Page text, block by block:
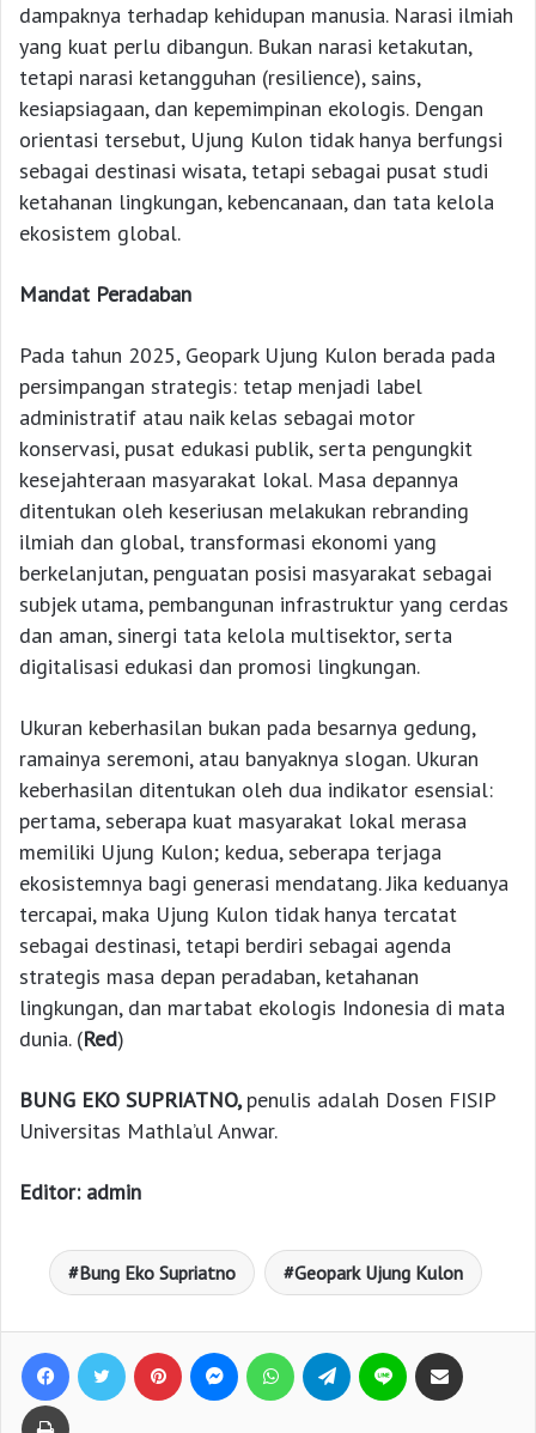
dampaknya terhadap kehidupan manusia. Narasi ilmiah
yang kuat perlu dibangun. Bukan narasi ketakutan,
tetapi narasi ketangguhan (resilience), sains,
kesiapsiagaan, dan kepemimpinan ekologis. Dengan
orientasi tersebut, Ujung Kulon tidak hanya berfungsi
sebagai destinasi wisata, tetapi sebagai pusat studi
ketahanan lingkungan, kebencanaan, dan tata kelola
ekosistem global.
Mandat Peradaban
Pada tahun 2025, Geopark Ujung Kulon berada pada
persimpangan strategis: tetap menjadi label
administratif atau naik kelas sebagai motor
konservasi, pusat edukasi publik, serta pengungkit
kesejahteraan masyarakat lokal. Masa depannya
ditentukan oleh keseriusan melakukan rebranding
ilmiah dan global, transformasi ekonomi yang
berkelanjutan, penguatan posisi masyarakat sebagai
subjek utama, pembangunan infrastruktur yang cerdas
dan aman, sinergi tata kelola multisektor, serta
digitalisasi edukasi dan promosi lingkungan.
Ukuran keberhasilan bukan pada besarnya gedung,
ramainya seremoni, atau banyaknya slogan. Ukuran
keberhasilan ditentukan oleh dua indikator esensial:
pertama, seberapa kuat masyarakat lokal merasa
memiliki Ujung Kulon; kedua, seberapa terjaga
ekosistemnya bagi generasi mendatang. Jika keduanya
tercapai, maka Ujung Kulon tidak hanya tercatat
sebagai destinasi, tetapi berdiri sebagai agenda
strategis masa depan peradaban, ketahanan
lingkungan, dan martabat ekologis Indonesia di mata
dunia. (Red)
BUNG EKO SUPRIATNO,penulis adalah Dosen FISIP
Universitas Mathla’ul Anwar.
Editor: admin
Bung Eko Supriatno Geopark Ujung Kulon